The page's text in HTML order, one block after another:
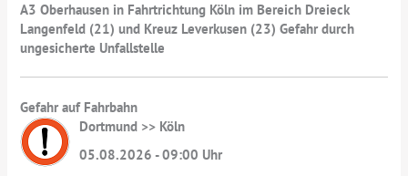
A3 Oberhausen in Fahrtrichtung Köln im Bereich Dreieck
Langenfeld (21) und Kreuz Leverkusen (23) Gefahr durch
ungesicherte Unfallstelle
Gefahr auf Fahrbahn
Dortmund >> Köln
05.08.2026 - 09:00 Uhr